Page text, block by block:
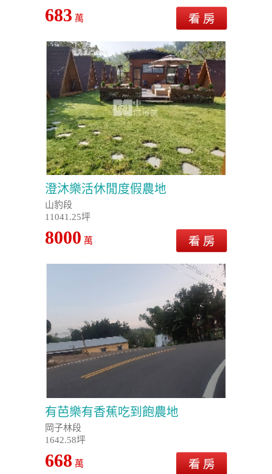
683 萬
澄沐樂活休閒度假農地
山豹段
11041.25坪
8000 萬
有芭樂有香蕉吃到飽農地
岡子林段
1642.58坪
668 萬